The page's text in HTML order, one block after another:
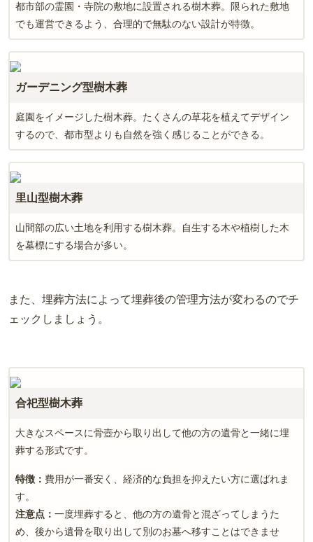
都市部の霊園・寺院の敷地に設置される樹木葬。限られた敷地
でも運営できるよう、合理的で無駄のない設計が特徴。
ガーデニング型樹木葬
庭園をイメージした樹木葬。たくさんの草花を植えてデザイン
するので、都市型よりも自然を強く感じることができる。
里山型樹木葬
山間部の広い土地を利用する樹木葬。自生する木や植樹した木
を墓標にする場合が多い。
また、埋葬方法によって埋葬後の管理方法が変わるのでチ
ェックしましょう。
合祀型樹木葬
大きなスペースに骨壺から取り出して他の方の遺骨と一緒に埋
葬する形式です。
特徴： 費用が一番安く、経済的な負担を抑えたい方に選ばれま
す。
注意点： 一度埋葬すると、他の方の遺骨と混ざってしまうた
め、後から遺骨を取り出して別のお墓へ移すことはできませ